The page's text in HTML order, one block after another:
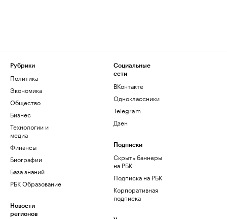
Рубрики
Политика
Экономика
Общество
Бизнес
Технологии и
медиа
Финансы
Биографии
База знаний
РБК Образование
Новости
регионов
Социальные
сети
ВКонтакте
Одноклассники
Telegram
Дзен
Подписки
Скрыть баннеры
на РБК
Подписка на РБК
Корпоративная
подписка